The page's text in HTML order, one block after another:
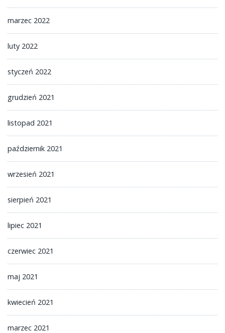
marzec 2022
luty 2022
styczeń 2022
grudzień 2021
listopad 2021
październik 2021
wrzesień 2021
sierpień 2021
lipiec 2021
czerwiec 2021
maj 2021
kwiecień 2021
marzec 2021